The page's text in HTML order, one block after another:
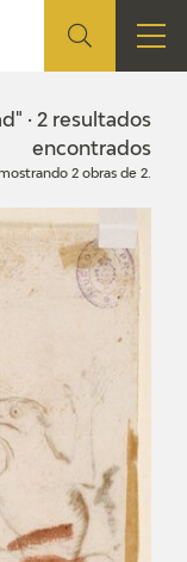
· 2 resultados
encontrados
2 obras de 2.